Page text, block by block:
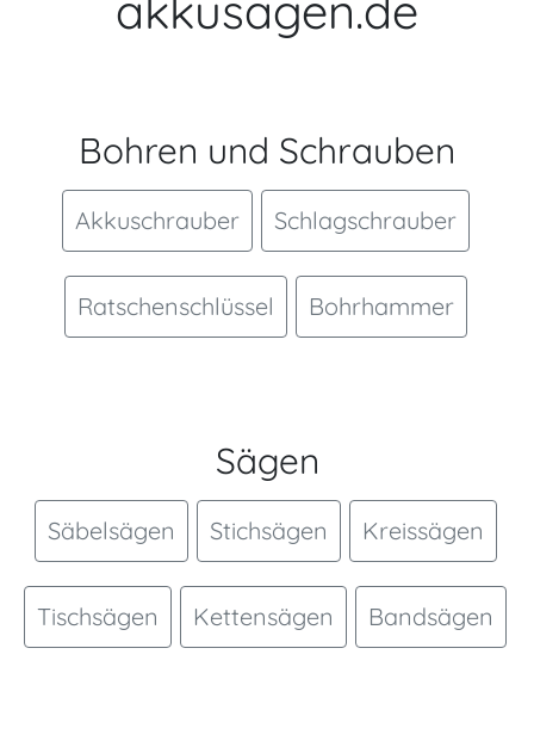
Bohren und Schrauben
Akkuschrauber Schlagschrauber
Ratschenschlüssel Bohrhammer
Sägen
Säbelsägen Stichsägen Kreissägen
Tischsägen Kettensägen Bandsägen